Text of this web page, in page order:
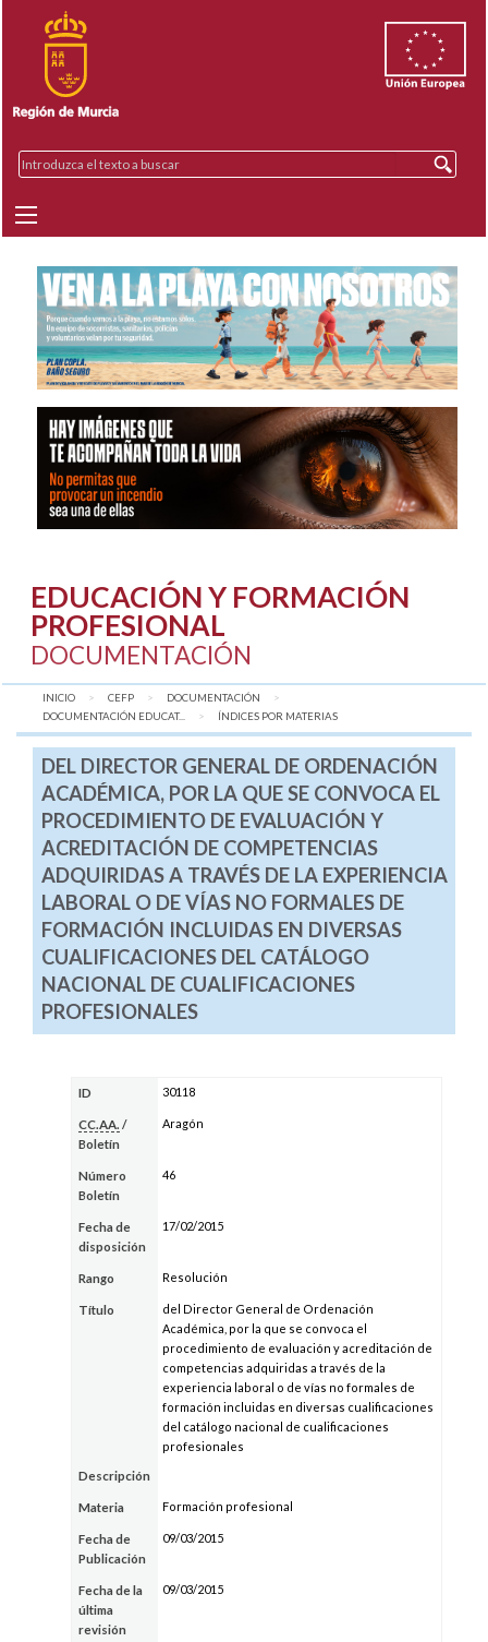
EDUCACIÓN Y FORMACIÓN
PROFESIONAL
DOCUMENTACIÓN
INICIO CEFP
DOCUMENTACIÓN
DOCUMENTACIÓN EDUCAT...
AQUÍ:
ÍNDICES POR MATERIAS
DEL DIRECTOR GENERAL DE ORDENACIÓN
ACADÉMICA, POR LA QUE SE CONVOCA EL
PROCEDIMIENTO DE EVALUACIÓN Y
ACREDITACIÓN DE COMPETENCIAS
ADQUIRIDAS A TRAVÉS DE LA EXPERIENCIA
LABORAL O DE VÍAS NO FORMALES DE
FORMACIÓN INCLUIDAS EN DIVERSAS
CUALIFICACIONES DEL CATÁLOGO
NACIONAL DE CUALIFICACIONES
PROFESIONALES
ID 30118
CC.AA. /
Boletín
Aragón
Número
Boletín
46
Fecha de
disposición
17/02/2015
Rango Resolución
Título
del Director General de Ordenación
Académica, por la que se convoca el
procedimiento de evaluación y acreditación de
competencias adquiridas a través de la
experiencia laboral o de vías no formales de
formación incluidas en diversas cualificaciones
del catálogo nacional de cualificaciones
profesionales
Descripción
Materia Formación profesional
Fecha de
Publicación
09/03/2015
Fecha de la
última
revisión
09/03/2015